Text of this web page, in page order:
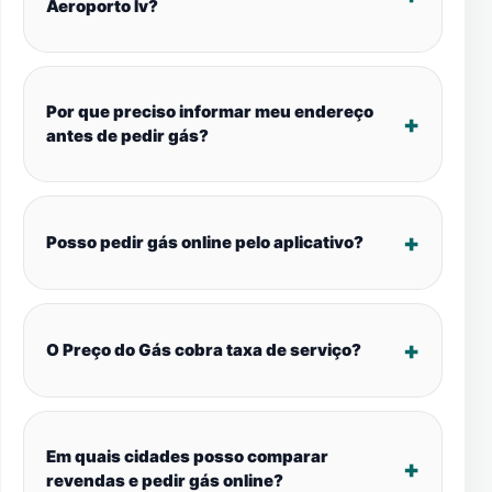
Aeroporto Iv?
Por que preciso informar meu endereço
antes de pedir gás?
Posso pedir gás online pelo aplicativo?
O Preço do Gás cobra taxa de serviço?
Em quais cidades posso comparar
revendas e pedir gás online?